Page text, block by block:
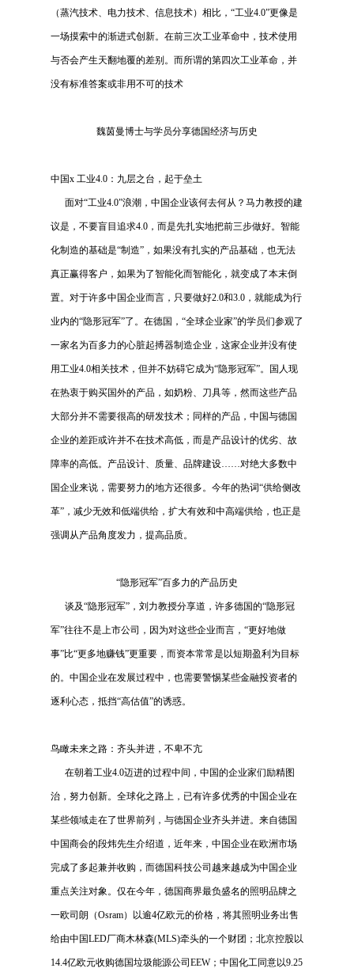
（蒸汽技术、电力技术、信息技术）相比，“工业4.0”更像是
一场摸索中的渐进式创新。在前三次工业革命中，技术使用
与否会产生天翻地覆的差别。而所谓的第四次工业革命，并
没有标准答案或非用不可的技术
魏茵曼博士与学员分享德国经济与历史
中国x 工业4.0 ：九层之台，起于垒土
面对“工业4.0”浪潮，中国企业该何去何从？马力教授的建
议是，不要盲目追求4.0 ，而是先扎实地把前三步做好。智能
化制造的基础是“制造”，如果没有扎实的产品基础，也无法
真正赢得客户，如果为了智能化而智能化，就变成了本末倒
置。对于许多中国企业而言，只要做好2.0和3.0 ，就能成为行
业内的“隐形冠军”了。在德国，“全球企业家”的学员们参观了
一家名为百多力的心脏起搏器制造企业，这家企业并没有使
用工业4.0相关技术，但并不妨碍它成为“隐形冠军”。国人现
在热衷于购买国外的产品，如奶粉、刀具等，然而这些产品
大部分并不需要很高的研发技术；同样的产品，中国与德国
企业的差距或许并不在技术高低，而是产品设计的优劣、故
障率的高低。产品设计、质量、品牌建设……对绝大多数中
国企业来说，需要努力的地方还很多。今年的热词“供给侧改
革”，减少无效和低端供给，扩大有效和中高端供给，也正是
强调从产品角度发力，提高品质。
“隐形冠军”百多力的产品历史
谈及“隐形冠军”，刘力教授分享道，许多德国的“隐形冠
军”往往不是上市公司，因为对这些企业而言，“更好地做
事”比“更多地赚钱”更重要，而资本常常是以短期盈利为目标
的。中国企业在发展过程中，也需要警惕某些金融投资者的
逐利心态，抵挡“高估值”的诱惑。
鸟瞰未来之路：齐头并进，不卑不亢
在朝着工业4.0迈进的过程中间，中国的企业家们励精图
治，努力创新。全球化之路上，已有许多优秀的中国企业在
某些领域走在了世界前列，与德国企业齐头并进。来自德国
中国商会的段炜先生介绍道，近年来，中国企业在欧洲市场
完成了多起兼并收购，而德国科技公司越来越成为中国企业
重点关注对象。仅在今年，德国商界最负盛名的照明品牌之
一欧司朗（Osram）以逾4亿欧元的价格，将其照明业务出售
给由中国LED厂商木林森(MLS)牵头的一个财团；北京控股以
14.4亿欧元收购德国垃圾能源公司EEW；中国化工同意以9.25